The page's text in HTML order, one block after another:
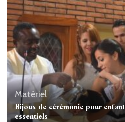
Matériel
Bijoux de cérémonie pour
essentiels